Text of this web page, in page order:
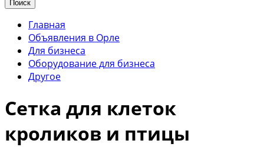
Поиск
Главная
Объявления в Орле
Для бизнеса
Оборудование для бизнеса
Другое
Сетка для клеток
кроликов и птицы